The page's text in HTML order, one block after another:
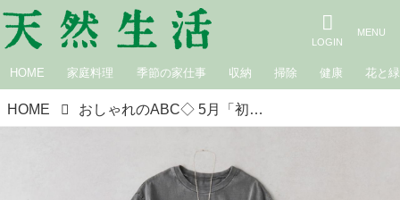
HOME 家庭料理 季節の家仕事 収納 掃除 健康 花と緑
HOME おしゃれのABC◇ 5月「初夏のトップスの着まわし」その（3）オーバーサイズTシャツの着まわし3コーデ 現役スタイリストが、おしゃれの悩みを解決｜植村美智子